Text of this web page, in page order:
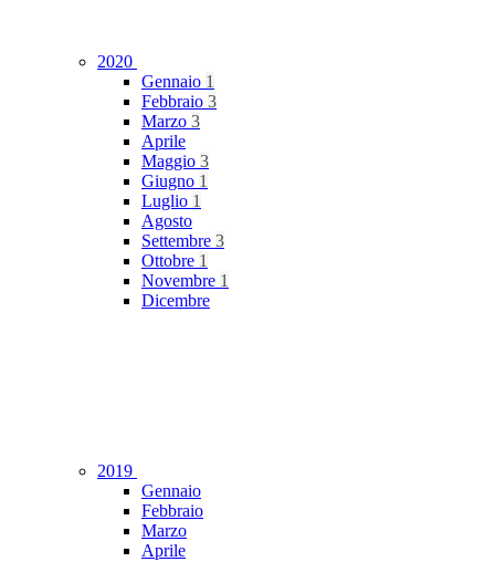
2020
Gennaio 1
Febbraio 3
Marzo 3
Aprile
Maggio 3
Giugno 1
Luglio 1
Agosto
Settembre 3
Ottobre 1
Novembre 1
Dicembre
2019
Gennaio
Febbraio
Marzo
Aprile